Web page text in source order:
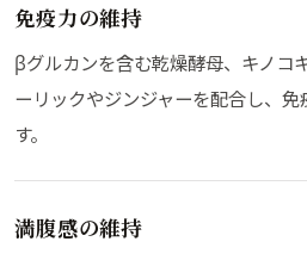
免疫力の維持
βグルカンを含む乾燥酵母、キノコ
ーリックやジンジャーを配合し、
す。
満腹感の維持